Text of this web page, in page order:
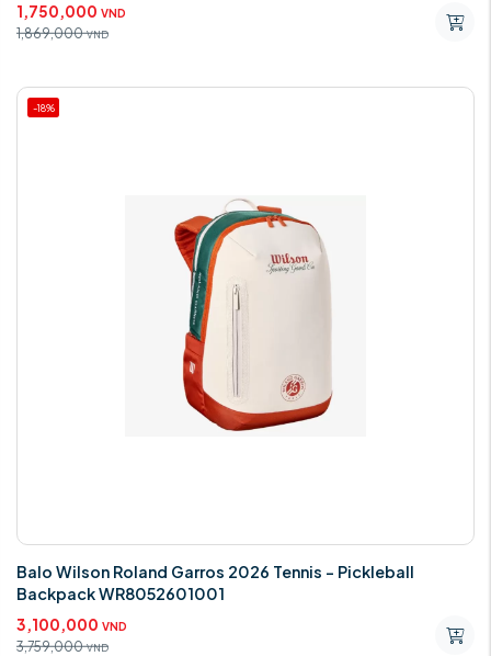
1,750,000 VND
1,869,000 VND
-18%
Balo Wilson Roland Garros 2026 Tennis - Pickleball
Backpack WR8052601001
3,100,000 VND
3,759,000 VND